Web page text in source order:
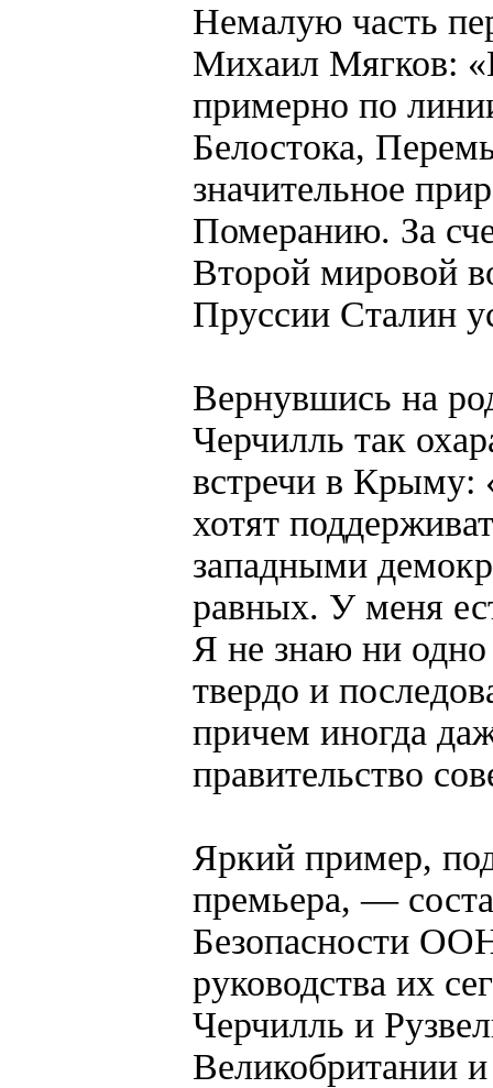
Немалую часть
Михаил Мягков:
примерно по
Белостока,
значительное
Померанию. За
Второй мировой
Пруссии Сталин
Вернувшись на
Черчилль так
встречи в Крыму:
хотят
западными
равных. У меня
Я не знаю ни одно
твердо и
причем иногда
правительство
Яркий пример,
премьера, —
Безопасности
руководства их
Черчилль и
Великобритании